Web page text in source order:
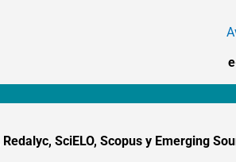
SciELO, Scopus y Emerging